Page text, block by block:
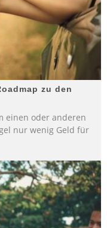
zu den
einen oder anderen
nur wenig Geld für